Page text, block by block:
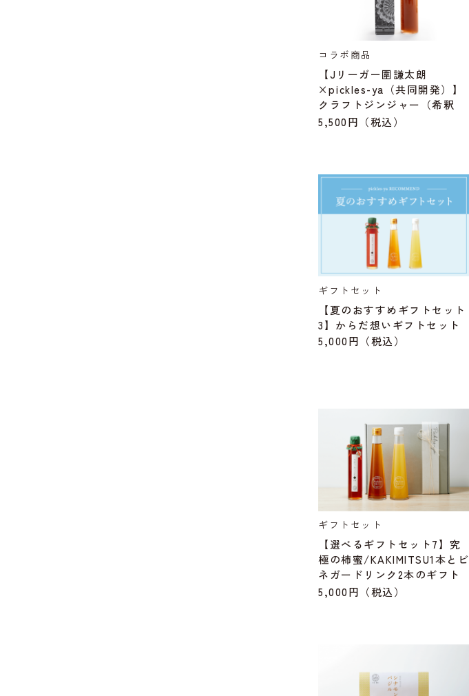
コラボ商品
【Jリーガー圍謙太朗
×pickles-ya（共同開発）】
クラフトジンジャー（希釈
用）／（E-GINGER）
5,500円 （税込）
ギフトセット
【夏のおすすめギフトセット
3】からだ想いギフトセット
5,000円 （税込）
ギフトセット
【選べるギフトセット7】究
極の柿蜜/KAKIMITSU1本とビ
ネガードリンク2本のギフト
セット
5,000円 （税込）